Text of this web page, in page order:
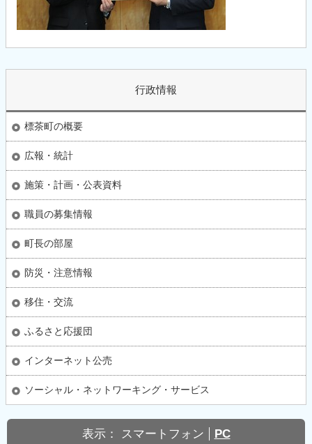
行政情報
標茶町の概要
広報・統計
施策・計画・公表資料
職員の募集情報
町長の部屋
防災・注意情報
移住・交流
ふるさと応援団
インターネット公売
ソーシャル・ネットワーキング・サービス
表示： スマートフォン PC